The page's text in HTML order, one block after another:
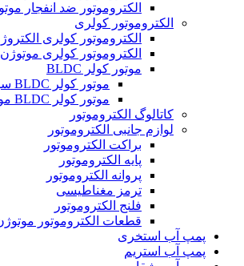
الکتروموتور ضد انفجار
الکتروموتور کولری
الکتروموتور کولری
الکتروموتور کولری موتوژن
موتور کولر BLDC
موتور کولر BLDC سپهران موتور
موتور کولر BLDC موتوژن
کاتالوگ الکتروموتور
لوازم جانبی الکتروموتور
براکت الکتروموتور
پایه الکتروموتور
پروانه الکتروموتور
ترمز مغناطیسی
فلنج الکتروموتور
قطعات الکتروموتور
پمپ آب استخری
پمپ آب استریم